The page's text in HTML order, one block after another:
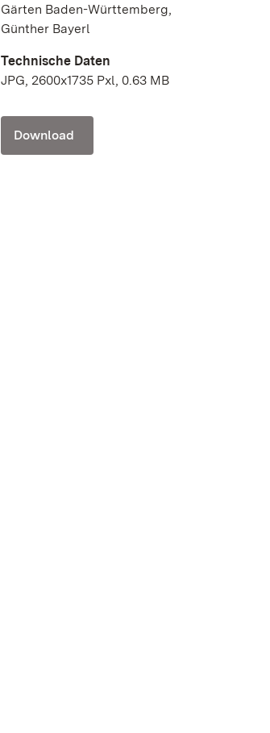
Gärten Baden-Württemberg,
Günther Bayerl
Technische Daten
JPG, 2600x1735 Pxl, 0.63 MB
Download